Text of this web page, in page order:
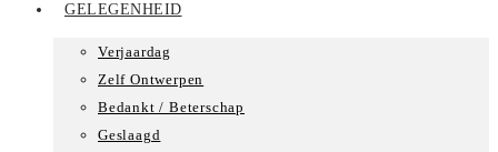
GELEGENHEID
Verjaardag
Zelf Ontwerpen
Bedankt / Beterschap
Geslaagd